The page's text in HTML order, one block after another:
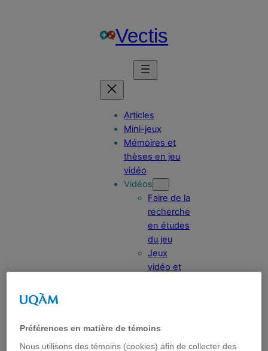
Vectis
Articles
Mini-jeux
Mémoires et
thèses en jeu
vidéo
Vidéos
Faire de la
recherche
en études
du jeu
Jeux
vidéo et
Préférences en matière de témoins
Nous utilisons des témoins (cookies) afin de collecter des